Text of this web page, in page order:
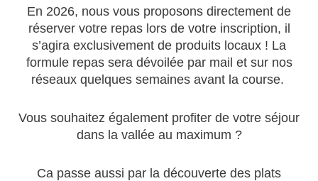
En 2026, nous vous proposons directement de
réserver votre repas lors de votre inscription, il
s’agira exclusivement de produits locaux ! La
formule repas sera dévoilée par mail et sur nos
réseaux quelques semaines avant la course.
Vous souhaitez également profiter de votre séjour
dans la vallée au maximum ?
Ca passe aussi par la découverte des plats